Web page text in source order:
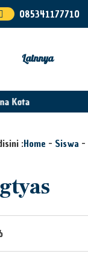
085341177710
Lainnya
Kota
:Home - Siswa -